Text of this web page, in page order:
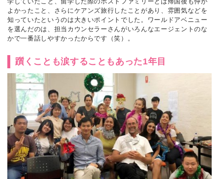
よかったこと、さらにケアンズ旅行したことがあり、雰囲気などを
知っていたというのは大きいポイントでした。ワールドアベニュー
を選んだのは、担当カウンセラーさんがいろんなエージェントのな
かで一番話しやすかったからです（笑）。
躓くことも涙することもあった1年目